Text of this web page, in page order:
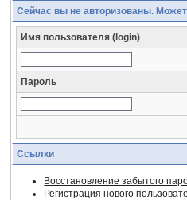
Сейчас вы не авторизованы.
Имя пользователя (login)
Пароль
Ссылки
Восстановление забытого
Регистрация нового